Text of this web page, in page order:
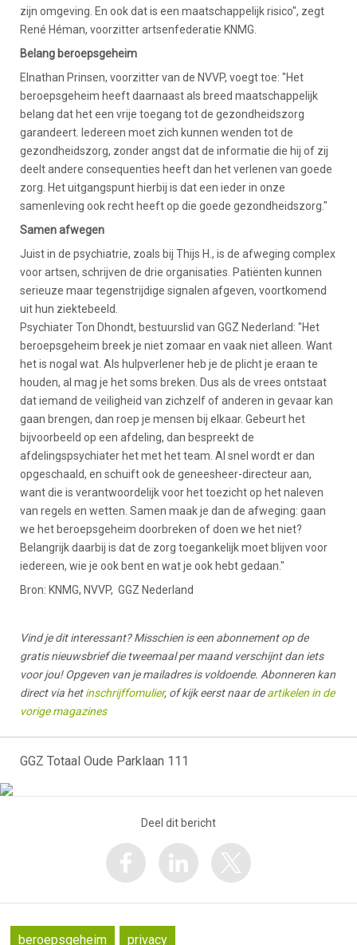
zijn omgeving. En ook dat is een maatschappelijk risico", zegt
René Héman, voorzitter artsenfederatie KNMG.
Belang beroepsgeheim
Elnathan Prinsen, voorzitter van de NVVP, voegt toe: "Het
beroepsgeheim heeft daarnaast als breed maatschappelijk
belang dat het een vrije toegang tot de gezondheidszorg
garandeert. Iedereen moet zich kunnen wenden tot de
gezondheidszorg, zonder angst dat de informatie die hij of zij
deelt andere consequenties heeft dan het verlenen van goede
zorg. Het uitgangspunt hierbij is dat een ieder in onze
samenleving ook recht heeft op die goede gezondheidszorg."
Samen afwegen
Juist in de psychiatrie, zoals bij Thijs H., is de afweging complex
voor artsen, schrijven de drie organisaties. Patiënten kunnen
serieuze maar tegenstrijdige signalen afgeven, voortkomend
uit hun ziektebeeld.
Psychiater Ton Dhondt, bestuurslid van GGZ Nederland: "Het
beroepsgeheim breek je niet zomaar en vaak niet alleen. Want
het is nogal wat. Als hulpverlener heb je de plicht je eraan te
houden, al mag je het soms breken. Dus als de vrees ontstaat
dat iemand de veiligheid van zichzelf of anderen in gevaar kan
gaan brengen, dan roep je mensen bij elkaar. Gebeurt het
bijvoorbeeld op een afdeling, dan bespreekt de
afdelingspsychiater het met het team. Al snel wordt er dan
opgeschaald, en schuift ook de geneesheer-directeur aan,
want die is verantwoordelijk voor het toezicht op het naleven
van regels en wetten. Samen maak je dan de afweging: gaan
we het beroepsgeheim doorbreken of doen we het niet?
Belangrijk daarbij is dat de zorg toegankelijk moet blijven voor
iedereen, wie je ook bent en wat je ook hebt gedaan."
Bron: KNMG, NVVP, GGZ Nederland
Vind je dit interessant? Misschien is een abonnement op de
gratis nieuwsbrief die tweemaal per maand verschijnt dan iets
voor jou! Opgeven van je mailadres is voldoende. Abonneren kan
direct via hetinschrijffomulier, of kijk eerst naar deartikelen in de
vorige magazines
GGZ Totaal Oude Parklaan 111
Deel dit bericht
beroepsgeheim privacy